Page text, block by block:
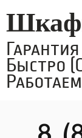
Быстро
8